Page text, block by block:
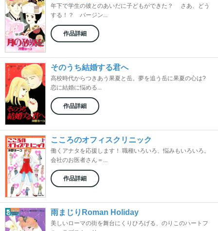
年下で学生の彼とのあいだに子どもができた？ さあ、どう
する！？ バージン...
作品詳細
そのうち結婚する君へ
高校時代からつきあう果夏と岳。夢を追う岳に果夏の心は?
恋に結婚に悩める...
作品詳細
こころのオフィスクリニック
働くアナタを応援します！ 職種いろいろ、悩みもいろいろ。
会社のお医者さん＝...
作品詳細
雨まじりRoman Holiday
美しいローマの街を舞台にくりひろげる、のりこのハートフ